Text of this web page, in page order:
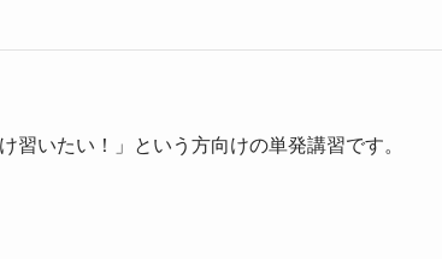
いたい！」という方向けの単発講習です。